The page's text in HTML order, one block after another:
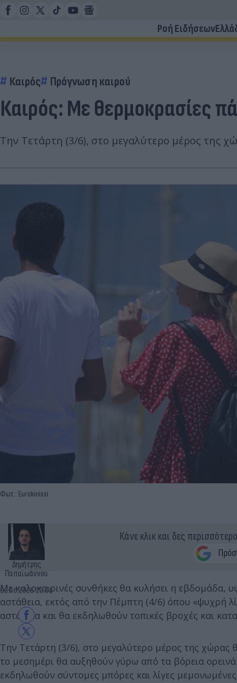
Ροή Ειδήσεων
Καιρός Πρόγνωση καιρού
Καιρός: Με θερμοκρασίες
Την Τετάρτη (3/6), στο μεγαλύτερο μέρος της
Φωτ.: Eurokinissi
Δημήτρης
Παπαϊωάννου
02.06.2026 20:08
Κάνε κλικ και δες περισσότερο
Με καλοκαιρινές συνθήκες θα κυλήσει η εβδομάδα,
αστάθεια, εκτός από την Πέμπτη (4/6) όπου «ψυχρή
αστάθεια και θα εκδηλωθούν τοπικές βροχές και
Την Τετάρτη (3/6), στο μεγαλύτερο μέρος της χώρας
το μεσημέρι θα αυξηθούν γύρω από τα βόρεια
εκδηλωθούν σύντομες μπόρες και λίγες